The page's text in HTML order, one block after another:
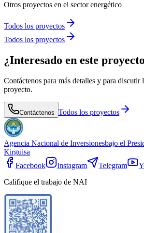
Otros proyectos en el sector energético
Todos los proyectos
Todos los proyectos
¿Interesado en este
Contáctenos para más detalles y para discutir
proyecto.
Contáctenos Todos los proyectos
Agencia Nacional de Inversionesbajo el
Kirguisa
Facebook
Instagram Telegram
Califique el trabajo de NAI